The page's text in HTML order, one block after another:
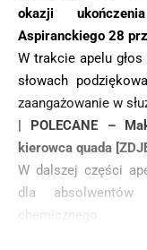
okazji
Aspiranckiego 28
W trakcie apelu głos
słowach
zaangażowanie w
| POLECANE –
kierowca quada
W dalszej części
dla absolwentów